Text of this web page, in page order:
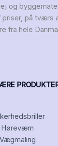
og
priser, på tværs
fra hele
Høreværn
Vægmaling